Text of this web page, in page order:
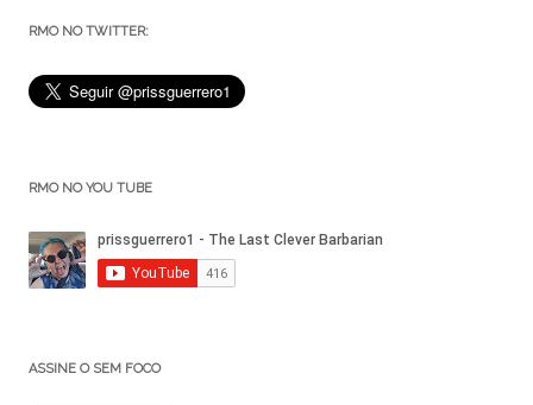
RMO NO TWITTER:
RMO NO YOU TUBE
ASSINE O SEM FOCO